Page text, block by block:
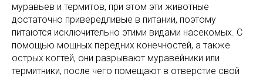
муравьев и термитов, при этом эти животные
достаточно привередливые в питании, поэтому
питаются исключительно этими видами насекомых. С
помощью мощных передних конечностей, а также
острых когтей, они разрывают муравейники или
термитники, после чего помещают в отверстие свой